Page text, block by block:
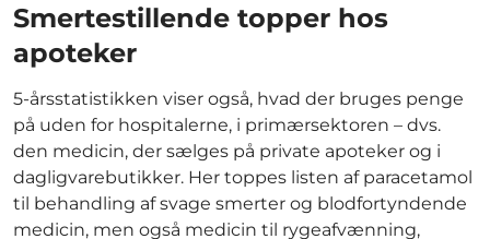
Smertestillende topper hos
apoteker
5-årsstatistikken viser også, hvad der bruges penge
på uden for hospitalerne, i primærsektoren – dvs.
den medicin, der sælges på private apoteker og i
dagligvarebutikker. Her toppes listen af paracetamol
til behandling af svage smerter og blodfortyndende
medicin, men også medicin til rygeafvænning,